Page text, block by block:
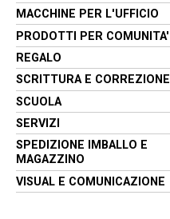
MACCHINE PER L'UFFICIO
PRODOTTI PER COMUNITA'
REGALO
SCRITTURA E CORREZIONE
SCUOLA
SERVIZI
SPEDIZIONE IMBALLO E
MAGAZZINO
VISUAL E COMUNICAZIONE